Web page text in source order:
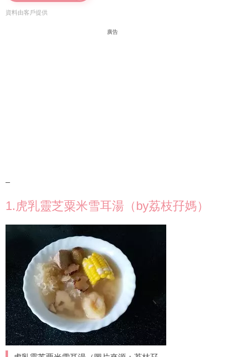
資料由客戶提供
廣告
–
1.虎乳靈芝粟米雪耳湯（by荔枝孖媽）